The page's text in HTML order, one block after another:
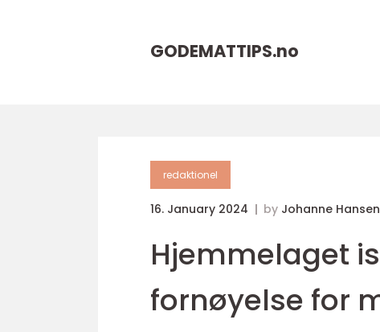
GODEMATTIPS.no
redaktionel
16. January 2024 by Johanne Hansen
Hjemmelaget
fornøyelse for